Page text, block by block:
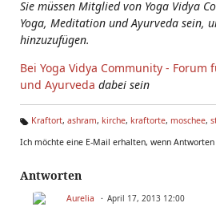
Sie müssen Mitglied von Yoga Vidya
Yoga, Meditation und Ayurveda sein,
hinzuzufügen.
Bei Yoga Vidya Community - Forum
und Ayurveda dabei sein
g
Kraftort, ashram, kirche, kraftorte, moschee,
Ich möchte eine E-Mail erhalten, wenn Antworten
Antworten
Aurelia April 17, 2013 12:00